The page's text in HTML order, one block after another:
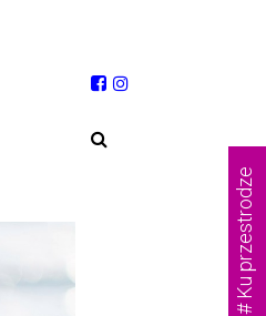
# Ku przestrodze